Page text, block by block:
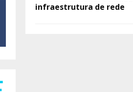
infraestrutura de rede